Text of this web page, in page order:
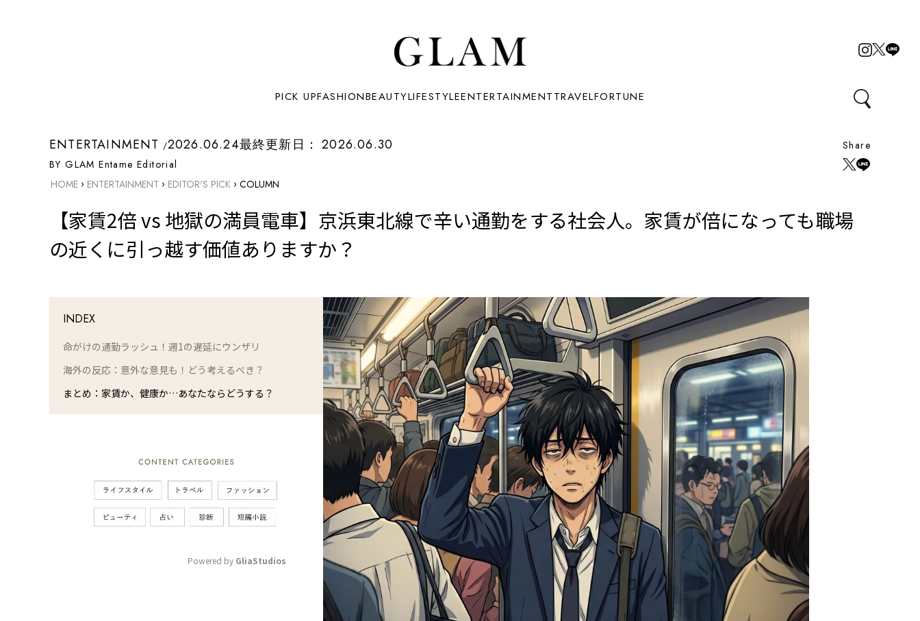
PICK UPFASHIONBEAUTYLIFESTYLEENTERTAINMENTTRAVELFORTUNE
ENTERTAINMENT 2026.06.24最終更新日： 2026.06.30
BY GLAM Entame Editorial
Share
HOME › ENTERTAINMENT › EDITOR'S PICK › COLUMN
【家賃2倍 vs 地獄の満員電車】京浜東北線で辛い通勤をする社会人。家賃が倍になっても職場
の近くに引っ越す価値ありますか？
INDEX
命がけの通勤ラッシュ！週1の遅延にウンザリ
海外の反応：意外な意見も！どう考えるべき？
まとめ：家賃か、健康か…あなたならどうする？
Powered by GliaStudios